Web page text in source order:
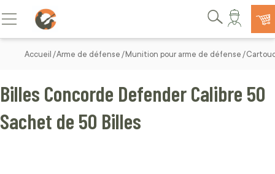
Allez au contenu
Basculer la navigation
Rechercher
Accueil Arme de défense Munition pour arme de défense
Billes Concorde Defender Calibre 50
Sachet de 50 Billes